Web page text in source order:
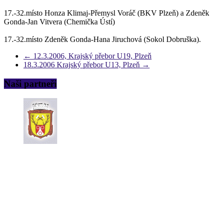
17.-32.místo Honza Klimaj-Přemysl Voráč (BKV Plzeň) a Zdeněk
Gonda-Jan Vitvera (Chemička Ústí)
17.-32.místo Zdeněk Gonda-Hana Jiruchová (Sokol Dobruška).
← 12.3.2006, Krajský přebor U19, Plzeň
18.3.2006 Krajský přebor U13, Plzeň →
Naši partneři